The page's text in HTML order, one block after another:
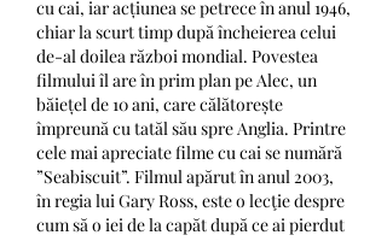
cu cai, iar acțiunea se petrece în anul 1946,
chiar la scurt timp după încheierea celui
de-al doilea război mondial. Povestea
filmului îl are în prim plan pe Alec, un
băiețel de 10 ani, care călătorește
împreună cu tatăl său spre Anglia. Printre
cele mai apreciate filme cu cai se numără
”Seabiscuit”. Filmul apărut în anul 2003,
în regia lui Gary Ross, este o lecţie despre
cum să o iei de la capăt după ce ai pierdut